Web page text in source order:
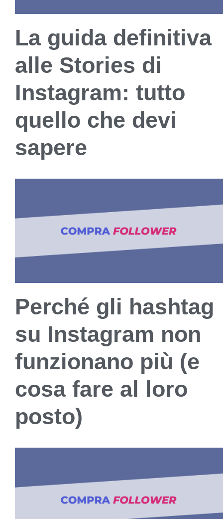
La guida definitiva
alle Stories di
Instagram: tutto
quello che devi
sapere
Perché gli hashtag
su Instagram non
funzionano più (e
cosa fare al loro
posto)